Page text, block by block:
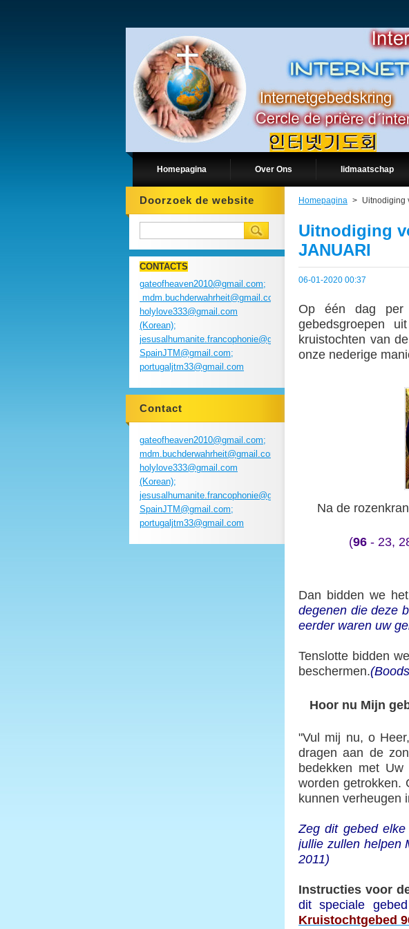
Homepagina Over Ons lidmaatschap
Homepagina > Uitnodiging
Uitnodiging
JANUARI
06-01-2020 00:37
Op één dag per
gebedsgroepen
kruistochten van
onze nederige
Na de
(96 - 23,
Dan bidden we het
degenen die deze
eerder waren uw
Tenslotte bidden
beschermen.
Hoor nu Mijn
"Vul mij nu, o
dragen aan de
bedekken met
worden getrokken.
kunnen verheugen
Zeg dit gebed
jullie zullen helpen
2011)
Instructies voor
dit speciale
Kruistochtgebed
Doorzoek de website
CONTACTS
gateofheaven2010@gmail.com;
mdm.buchderwahrheit@gmail.com;
holylove333@gmail.com
(Korean);
jesusalhumanite.francophonie@gmail.com;
SpainJTM@gmail.com;
portugaljtm33@gmail.com
Contact
gateofheaven2010@gmail.com;
mdm.buchderwahrheit@gmail.com;
holylove333@gmail.com
(Korean);
jesusalhumanite.francophonie@gmail.com;
SpainJTM@gmail.com;
portugaljtm33@gmail.com